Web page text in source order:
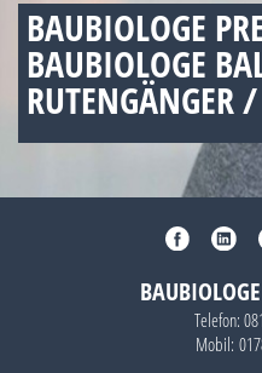
BAUBIOLOGE
BAUBIOLOGE
RUTENGÄNGER
Telefon:
Mobil: